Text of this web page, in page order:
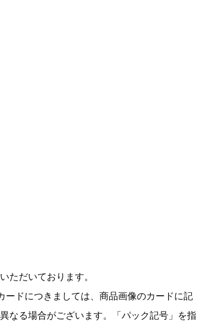
ただいております。
ドにつきましては、商品画像のカードに記
なる場合がございます。「パック記号」を指